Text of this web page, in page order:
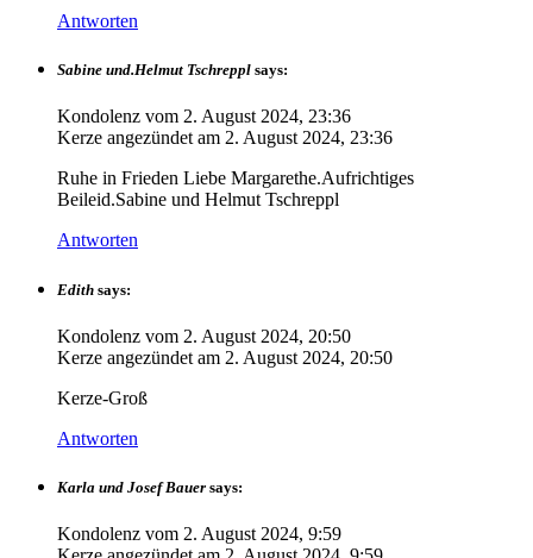
Antworten
Sabine und.Helmut Tschreppl says:
Kondolenz vom 2. August 2024, 23:36
Kerze angezündet am 2. August 2024, 23:36
Ruhe in Frieden Liebe Margarethe.Aufrichtiges
Beileid.Sabine und Helmut Tschreppl
Antworten
Edith says:
Kondolenz vom 2. August 2024, 20:50
Kerze angezündet am 2. August 2024, 20:50
Kerze-Groß
Antworten
Karla und Josef Bauer says:
Kondolenz vom 2. August 2024, 9:59